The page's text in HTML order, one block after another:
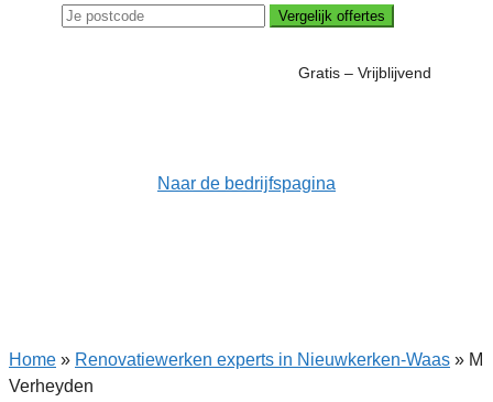
Vergelijk offertes
Gratis – Vrijblijvend
Naar de bedrijfspagina
Home » Renovatiewerken experts in Nieuwkerken-Waas » M
Verheyden